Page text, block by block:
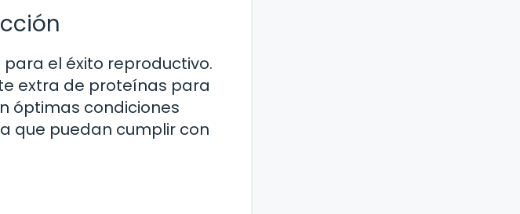
el éxito reproductivo.
extra de proteínas para
óptimas condiciones
que puedan cumplir con